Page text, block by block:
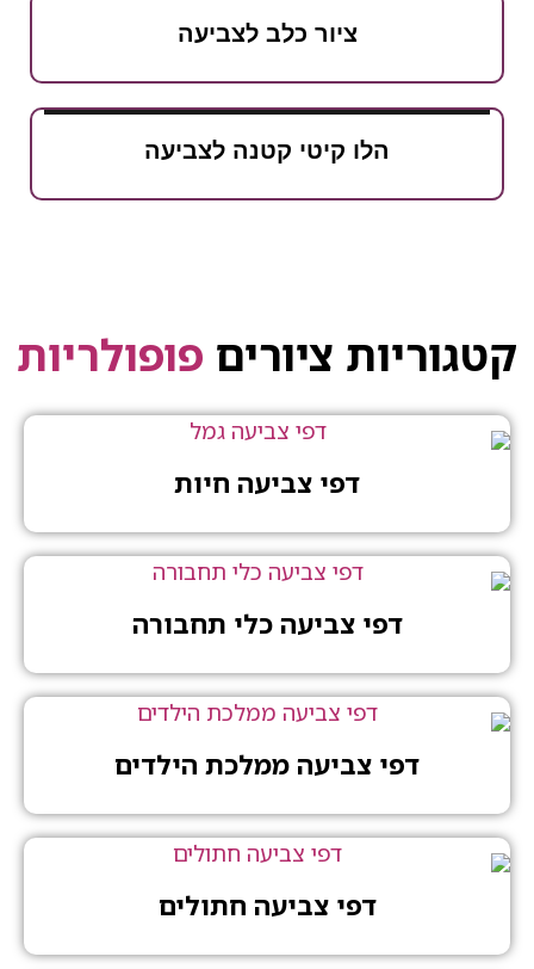
ציור כלב לצביעה
הלו קיטי קטנה לצביעה
ציוריםפופולריות
דפי צביעה חיות
דפי צביעה כלי תחבורה
דפי צביעה ממלכת הילדים
דפי צביעה חתולים